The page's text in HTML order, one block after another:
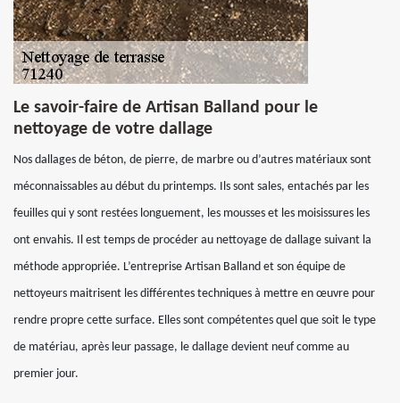
Le savoir-faire de Artisan Balland pour le
nettoyage de votre dallage
Nos dallages de béton, de pierre, de marbre ou d’autres matériaux sont
méconnaissables au début du printemps. Ils sont sales, entachés par les
feuilles qui y sont restées longuement, les mousses et les moisissures les
ont envahis. Il est temps de procéder au nettoyage de dallage suivant la
méthode appropriée. L’entreprise Artisan Balland et son équipe de
nettoyeurs maitrisent les différentes techniques à mettre en œuvre pour
rendre propre cette surface. Elles sont compétentes quel que soit le type
de matériau, après leur passage, le dallage devient neuf comme au
premier jour.